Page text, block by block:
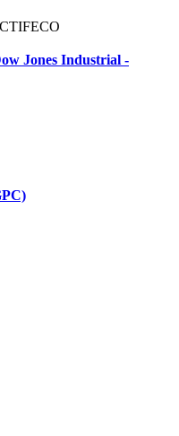
Jones Industrial -